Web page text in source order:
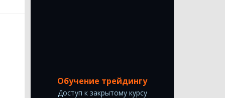
Обучение трейдингу
Доступ к закрытому курсу